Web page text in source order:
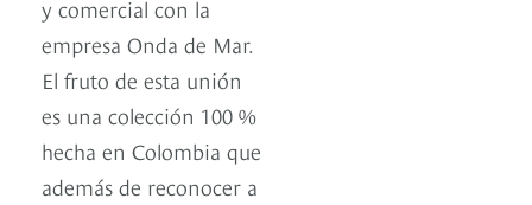
y comercial con la
empresa Onda de Mar.
El fruto de esta unión
es una colección 100 %
hecha en Colombia que
además de reconocer a